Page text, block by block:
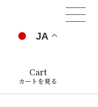
JA
Cart
カートを見る